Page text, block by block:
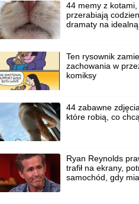
44 memy z kotami,
przerabiają
dramaty na
Ten rysownik
zachowania w
komiksy
44 zabawne
które robią, co
Ryan Reynolds
trafił na ekrany,
samochód, gdy